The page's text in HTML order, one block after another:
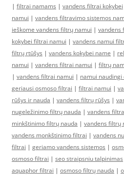
| filtrai namams | vandens filtrai kokybei
namui | vandens filtravimo sistemos
ieškome vandens filtrų namui | vandens
kokybei filtrai namui | vandens namui
filtrų rtūšys | vandens kokybei name |
namui | vandens filtrai namui | filtrų
| vandens filtrai namui | namui
geriausi osmoso filtrai | filtrai namui |
rūšys ir nauda | vandens filtrų rūšys |
nugeležinimo filtrų nauda | vandens
minkštinimo filtrų nauda | vandens filtrų
vandens monkštinimo filtrai | vandens
filtrai | geriamo vandens sistemos |
osmoso filtrai | seo straipsniu talpinimas
aquaphor filtrai | osmoso filtrų nauda |